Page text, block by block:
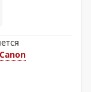
Canon